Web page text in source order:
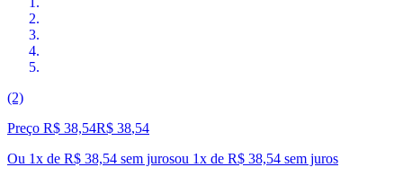
(2)
Preço R$ 38,54R$ 38,54
Ou 1x de R$ 38,54 sem jurosou 1x de R$ 38,54 sem juros